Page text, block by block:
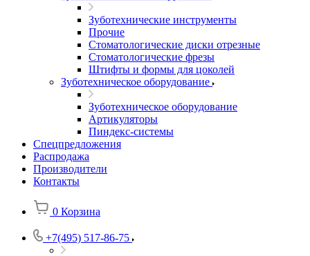
Зуботехнические инструменты
Прочие
Стоматологические диски отрезные
Стоматологические фрезы
Штифты и формы для цоколей
Зуботехническое оборудование
Зуботехническое оборудование
Артикуляторы
Пиндекс-системы
Спецпредложения
Распродажа
Производители
Контакты
0 Корзина
+7(495) 517-86-75